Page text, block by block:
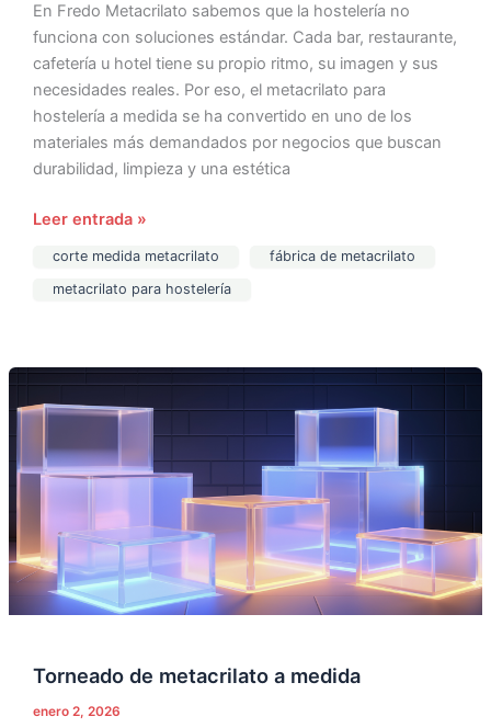
En Fredo Metacrilato sabemos que la hostelería no
funciona con soluciones estándar. Cada bar, restaurante,
cafetería u hotel tiene su propio ritmo, su imagen y sus
necesidades reales. Por eso, el metacrilato para
hostelería a medida se ha convertido en uno de los
materiales más demandados por negocios que buscan
durabilidad, limpieza y una estética
Leer entrada »
corte medida metacrilato
fábrica de metacrilato
metacrilato para hostelería
Torneado de metacrilato a medida
enero 2, 2026
Torneado
de
medida